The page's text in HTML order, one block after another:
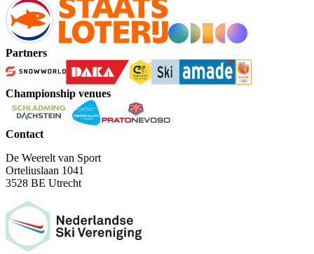
Partners
Championship venues
Contact
De Weerelt van Sport
Orteliuslaan 1041
3528 BE Utrecht